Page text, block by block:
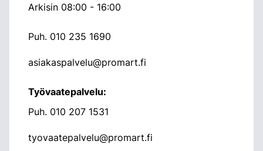
Arkisin 08:00 - 16:00
Puh. 010 235 1690
asiakaspalvelu@promart.fi
Työvaatepalvelu:
Puh. 010 207 1531
tyovaatepalvelu@promart.fi